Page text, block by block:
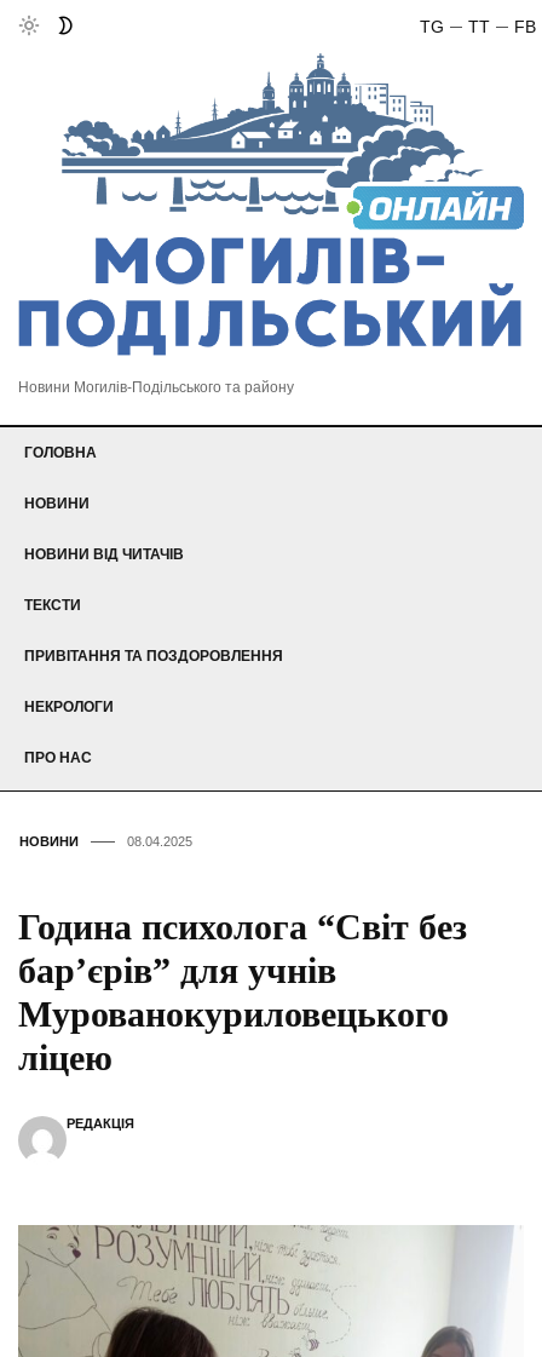
FB
TT
TG
Новини Могилів-Подільського та району
ГОЛОВНА
НОВИНИ
НОВИНИ ВІД ЧИТАЧІВ
ТЕКСТИ
ПРИВІТАННЯ ТА ПОЗДОРОВЛЕННЯ
НЕКРОЛОГИ
ПРО НАС
НОВИНИ 08.04.2025
Година психолога “Світ без
бар’єрів” для учнів
Мурованокуриловецького
ліцею
РЕДАКЦІЯ